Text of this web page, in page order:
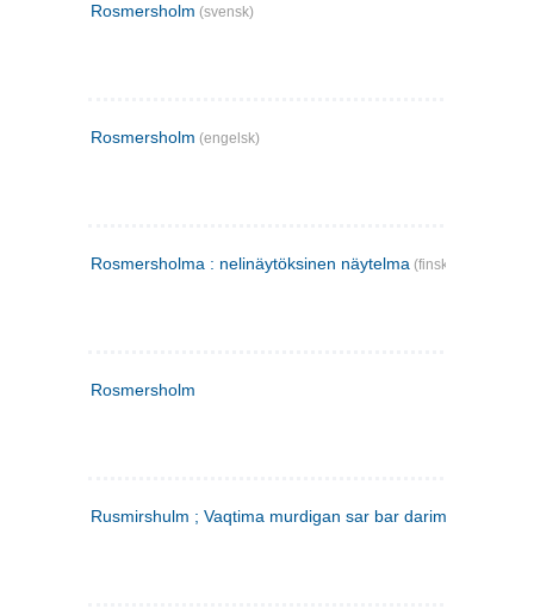
Rosmersholm (svensk)
Rosmersholm (engelsk)
Rosmersholma : nelinäytöksinen näytelma (finsk)
Rosmersholm
Rusmirshulm ; Vaqtima murdigan sar bar darim